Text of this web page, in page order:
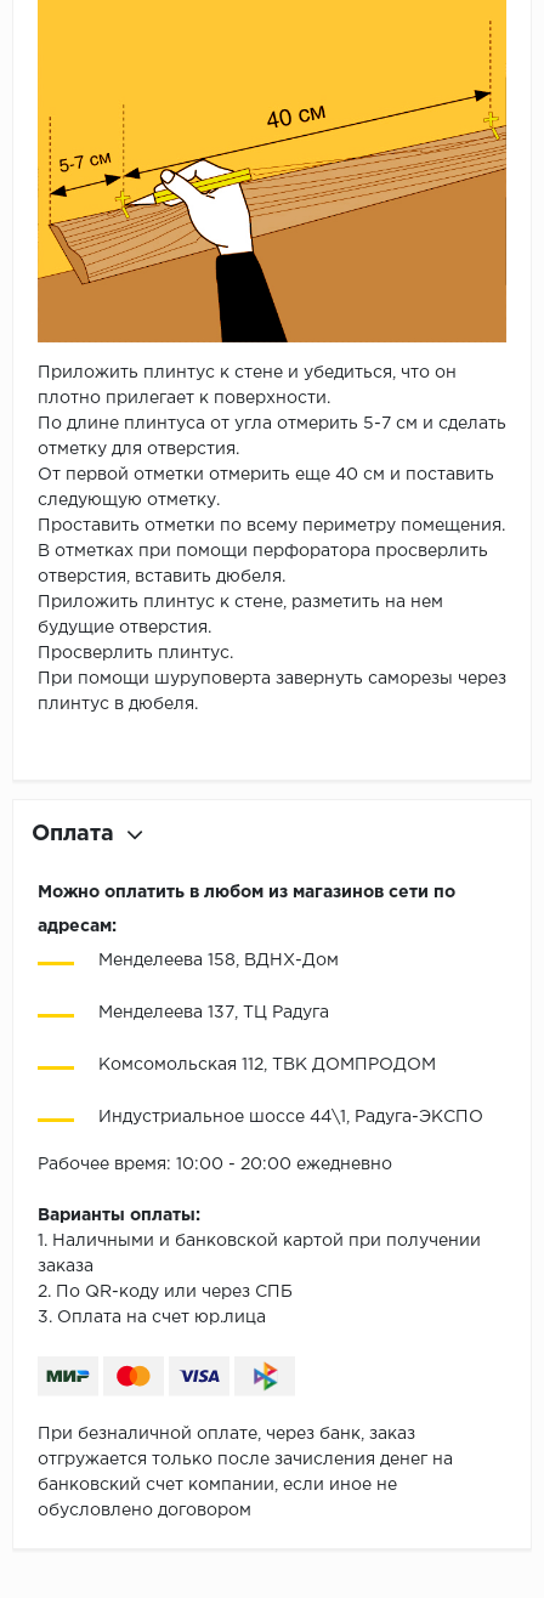
Приложить плинтус к стене и убедиться, что он
плотно прилегает к поверхности.
По длине плинтуса от угла отмерить 5-7 см и сделать
отметку для отверстия.
От первой отметки отмерить еще 40 см и поставить
следующую отметку.
Проставить отметки по всему периметру помещения.
В отметках при помощи перфоратора просверлить
отверстия, вставить дюбеля.
Приложить плинтус к стене, разметить на нем
будущие отверстия.
Просверлить плинтус.
При помощи шуруповерта завернуть саморезы через
плинтус в дюбеля.
Оплата
Можно оплатить в любом из магазинов сети по
адресам:
Менделеева 158, ВДНХ-Дом
Менделеева 137, ТЦ Радуга
Комсомольская 112, ТВК ДОМПРОДОМ
Индустриальное шоссе 44\1, Радуга-ЭКСПО
Рабочее время: 10:00 - 20:00 ежедневно
Варианты оплаты:
1. Наличными и банковской картой при получении
заказа
2. По QR-коду или через СПБ
3. Оплата на счет юр.лица
При безналичной оплате, через банк, заказ
отгружается только после зачисления денег на
банковский счет компании, если иное не
обусловлено договором